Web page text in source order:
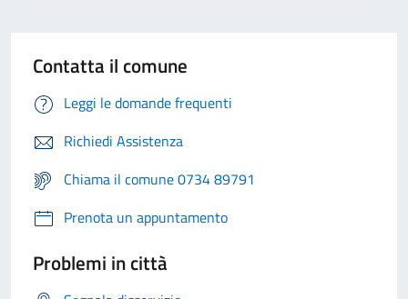
Contatta il comune
Leggi le domande frequenti
Richiedi Assistenza
Chiama il comune 0734 89791
Prenota un appuntamento
Problemi in città